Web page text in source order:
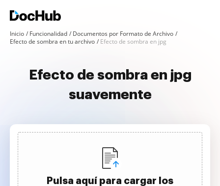
Inicio Funcionalidad
Documentos por Formato de Archivo
Efecto de sombra en tu archivo
Efecto de sombra en jpg
Efecto de sombra en jpg
suavemente
Pulsa aquí para cargar los